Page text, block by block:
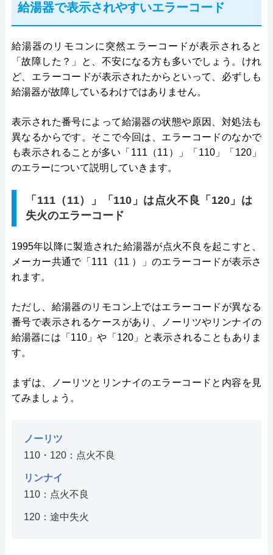
給湯器で表示されやすいエラーコード
給湯器のリモコンに突然エラーコードが表示されると
「故障した？」と、不安になる方も多いでしょう。けれ
ど、エラーコードが表示されたからといって、必ずしも
給湯器が故障しているわけではありません。
表示された番号によって給湯器の状態や原因、対処法も
異なるからです。そこで今回は、エラーコードのなかで
も表示されることが多い「111（11）」「110」「120」
のエラーについて説明していきます。
「111（11）」「110」は点火不良「120」は
失火のエラーコード
1995年以降に製造された給湯器が点火不良を起こすと、
メーカー共通で「111（11 ）」のエラーコードが表示さ
れます。
ただし、給湯器のリモコン上ではエラーコードが異なる
番号で表示されるケースがあり、ノーリツやリンナイの
給湯器には「110」や「120」と表示されることもありま
す。
まずは、ノーリツとリンナイのエラーコードと内容を見
てみましょう。
ノーリツ
110・120：点火不良
リンナイ
110：点火不良
120：途中失火